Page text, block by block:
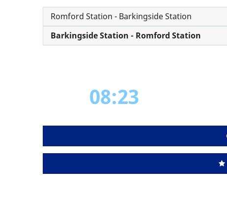
Romford Station - Barkingside Station
Barkingside Station - Romford Station
08:23